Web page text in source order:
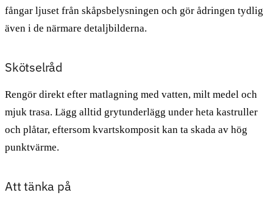
fångar ljuset från skåpsbelysningen och gör ådringen tydlig
även i de närmare detaljbilderna.
Skötselråd
Rengör direkt efter matlagning med vatten, milt medel och
mjuk trasa. Lägg alltid grytunderlägg under heta kastruller
och plåtar, eftersom kvartskomposit kan ta skada av hög
punktvärme.
Att tänka på